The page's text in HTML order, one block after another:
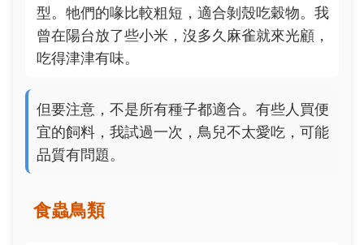
型。牠們的喙比較粗短，適合剝殼吃穀物。我
曾在陽台放了些小米，沒多久麻雀就來光顧，
吃得津津有味。
但要注意，不是所有種子都適合。有些人買便
宜的飼料，我試過一次，鳥兒不太愛吃，可能
品質有問題。
食蟲鳥類